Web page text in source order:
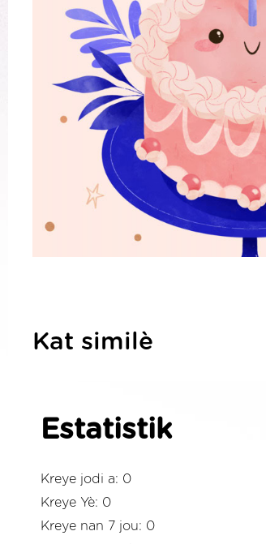
Kat similè
Estatistik
Kreye jodi a: 0
Kreye Yè: 0
Kreye nan 7 jou: 0